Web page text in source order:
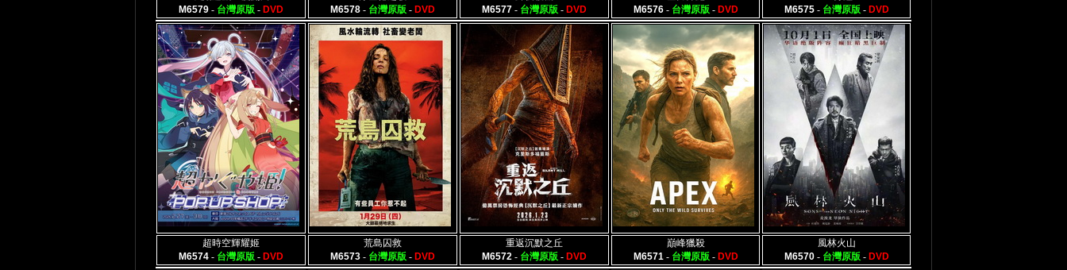
M6579 - 台灣原版 - DVD
M6578 - 台灣原版 - DVD
M6577 - 台灣原版 - DVD
M6576- 台灣原版- DVD
M6575- 台灣原版- DVD
超時空輝耀姬
M6574 - 台灣原版 - DVD
荒島囚救
M6573 - 台灣原版 - DVD
重返沉默之丘
M6572 - 台灣原版 - DVD
巔峰獵殺
M6571- 台灣原版- DVD
風林火山
M6570- 台灣原版- DVD